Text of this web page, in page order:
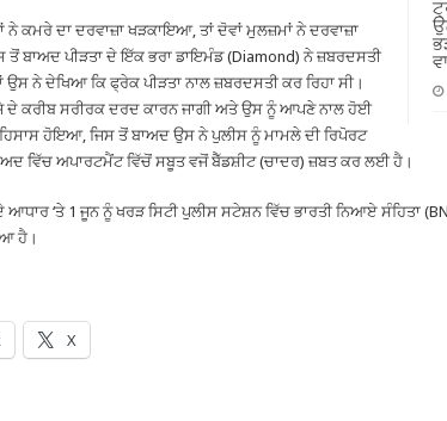
ਨੇ ਕਮਰੇ ਦਾ ਦਰਵਾਜ਼ਾ ਖੜਕਾਇਆ, ਤਾਂ ਦੋਵਾਂ ਮੁਲਜ਼ਮਾਂ ਨੇ ਦਰਵਾਜ਼ਾ
ਬਾਅਦ ਪੀੜਤਾ ਦੇ ਇੱਕ ਭਰਾ ਡਾਇਮੰਡ (Diamond) ਨੇ ਜ਼ਬਰਦਸਤੀ
ਉਸ ਨੇ ਦੇਖਿਆ ਕਿ ਫ੍ਰੇਕ ਪੀੜਤਾ ਨਾਲ ਜ਼ਬਰਦਸਤੀ ਕਰ ਰਿਹਾ ਸੀ।
ਦੇ ਕਰੀਬ ਸਰੀਰਕ ਦਰਦ ਕਾਰਨ ਜਾਗੀ ਅਤੇ ਉਸ ਨੂੰ ਆਪਣੇ ਨਾਲ ਹੋਈ
ਹੋਇਆ, ਜਿਸ ਤੋਂ ਬਾਅਦ ਉਸ ਨੇ ਪੁਲੀਸ ਨੂੰ ਮਾਮਲੇ ਦੀ ਰਿਪੋਰਟ
ਵਿੱਚ ਅਪਾਰਟਮੈਂਟ ਵਿੱਚੋਂ ਸਬੂਤ ਵਜੋਂ ਬੈੱਡਸ਼ੀਟ (ਚਾਦਰ) ਜ਼ਬਤ ਕਰ ਲਈ ਹੈ।
ਆਧਾਰ ‘ਤੇ 1 ਜੂਨ ਨੂੰ ਖਰੜ ਸਿਟੀ ਪੁਲੀਸ ਸਟੇਸ਼ਨ ਵਿੱਚ ਭਾਰਤੀ ਨਿਆਏ ਸੰਹਿਤਾ
ਹੈ।
X